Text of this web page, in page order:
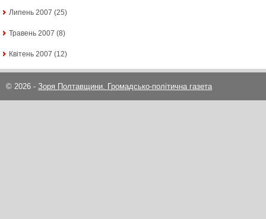
Липень 2007 (25)
Травень 2007 (8)
Квітень 2007 (12)
© 2026 - Зоря Полтавщини. Громадсько-політична газета